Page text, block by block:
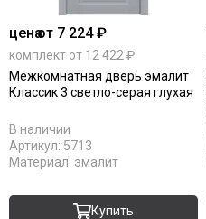
ценаот 7 224 ₽
комплект от 12 422 ₽
Межкомнатная дверь эмалит
Классик 3 светло-серая глухая
В наличии
Артикул: 5713
Материал: эмалит
Купить